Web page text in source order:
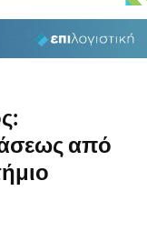
από